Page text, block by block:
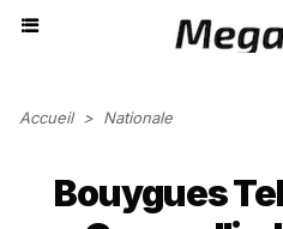
Accueil > Nationale
Bouygues